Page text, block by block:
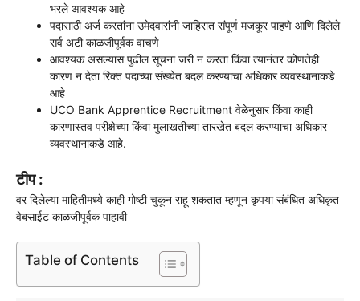
भरले आवश्यक आहे
पदासाठी अर्ज करतांना उमेदवारांनी जाहिरात संपूर्ण मजकूर पाहणे आणि दिलेले
सर्व अटी काळजीपूर्वक वाचणे
आवश्यक असल्यास पुढील सूचना जरी न करता किंवा त्यानंतर कोणतेही
कारण न देता रिक्त पदाच्या संख्येत बदल करण्याचा अधिकार व्यवस्थानाकडे
आहे
UCO Bank Apprentice Recruitment वेळेनुसार किंवा काही
कारणास्तव परीक्षेच्या किंवा मुलाखतीच्या तारखेत बदल करण्याचा अधिकार
व्यवस्थानाकडे आहे.
टीप :
वर दिलेल्या माहितीमध्ये काही गोष्टी चुकून राहू शकतात म्हणून कृपया संबंधित अधिकृत
वेबसाईट काळजीपूर्वक पाहावी
Table of Contents